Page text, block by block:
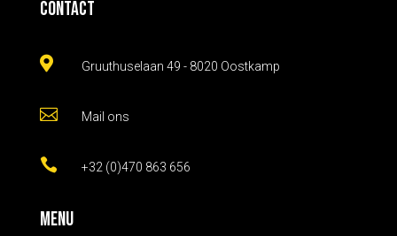
Contact
 Gruuthuselaan 49 - 8020 Oostkamp
 Mail ons
 +32 (0)470 863 656
Menu